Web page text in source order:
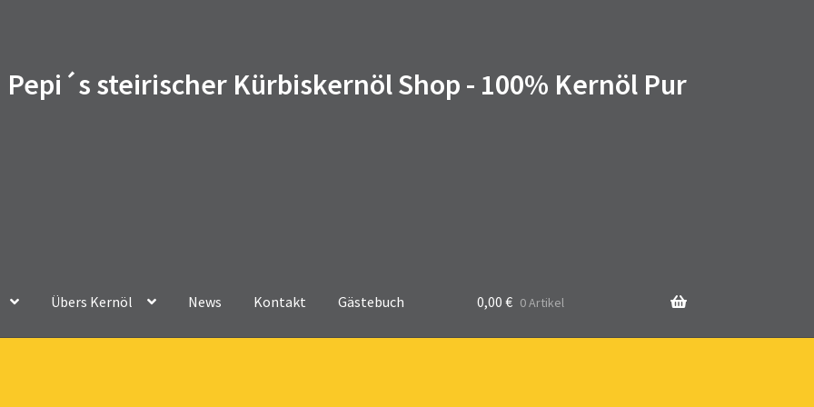
Pepi´s steirischer Kürbiskernöl Shop - 100% Kernöl Pur
Übers Kernöl News Kontakt Gästebuch 0,00 € 0 Artikel